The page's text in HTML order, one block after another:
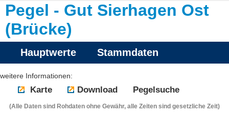
Pegel - Gut Sierhagen Ost
(Brücke)
Hauptwerte Stammdaten
weitere Informationen:
Karte Download Pegelsuche
(Alle Daten sind Rohdaten ohne Gewähr, alle Zeiten sind gesetzliche Zeit)